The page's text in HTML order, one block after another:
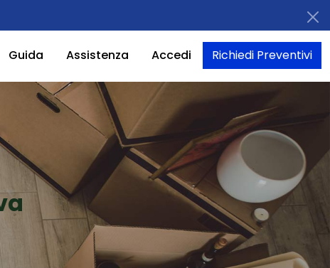
Guida Assistenza Accedi Richiedi Preventivi